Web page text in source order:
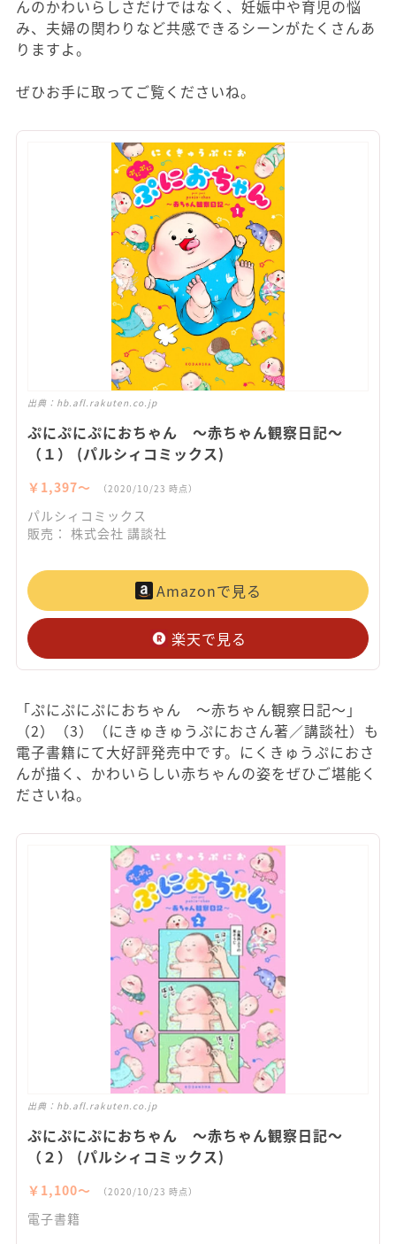
んのかわいらしさだけではなく、妊娠中や育児の悩
み、夫婦の関わりなど共感できるシーンがたくさんあ
りますよ。
ぜひお手に取ってご覧くださいね。
出典： hb.afl.rakuten.co.jp
ぷにぷにぷにおちゃん ～赤ちゃん観察日記～
（１） (パルシィコミックス)
￥1,397〜 （2020/10/23 時点）
パルシィコミックス
販売： 株式会社 講談社
Amazonで見る
楽天で見る
「ぷにぷにぷにおちゃん ～赤ちゃん観察日記～」
（2）（3）（にきゅきゅうぷにおさん著／講談社）も
電子書籍にて大好評発売中です。にくきゅうぷにおさ
んが描く、かわいらしい赤ちゃんの姿をぜひご堪能く
ださいね。
出典： hb.afl.rakuten.co.jp
ぷにぷにぷにおちゃん ～赤ちゃん観察日記～
（２） (パルシィコミックス)
￥1,100〜 （2020/10/23 時点）
電子書籍